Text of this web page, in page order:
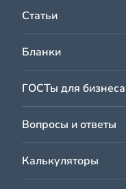
Статьи
Бланки
ГОСТы для бизнеса
Вопросы и ответы
Калькуляторы